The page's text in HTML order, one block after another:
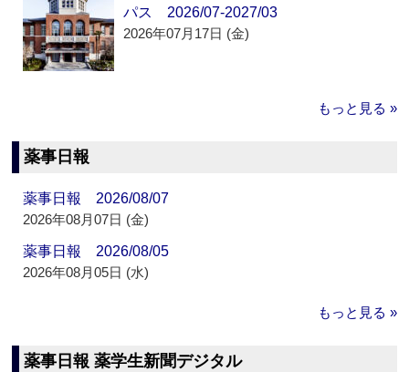
パス 2026/07-2027/03
2026年07月17日 (金)
もっと見る »
薬事日報
薬事日報 2026/08/07
2026年08月07日 (金)
薬事日報 2026/08/05
2026年08月05日 (水)
もっと見る »
薬事日報 薬学生新聞デジタル